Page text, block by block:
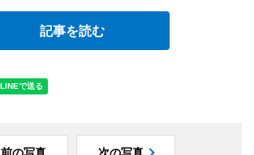
記事を読む
前の写真 次の写真